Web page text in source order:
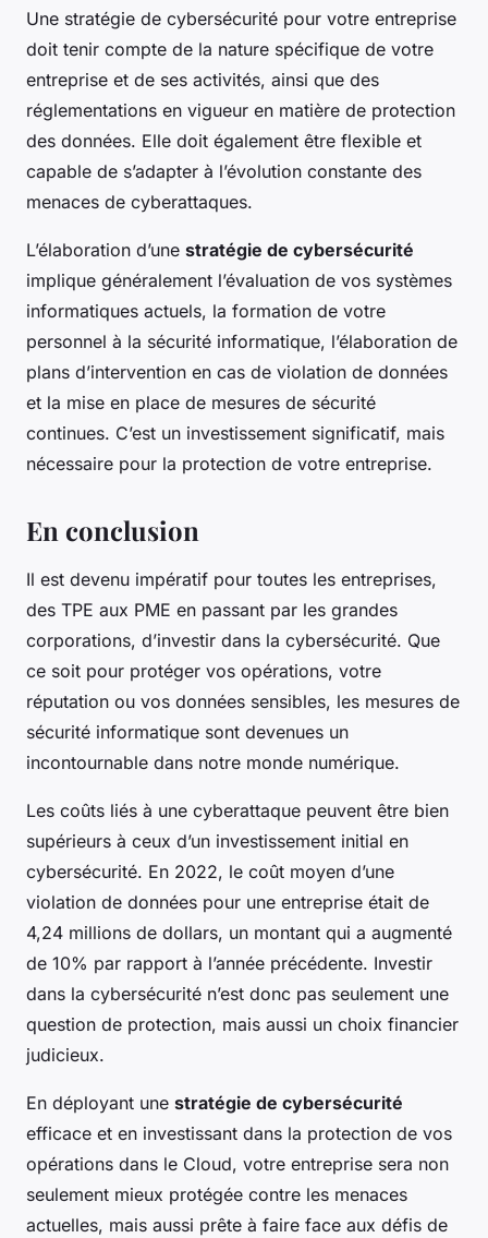
Une stratégie de cybersécurité pour votre entreprise
doit tenir compte de la nature spécifique de votre
entreprise et de ses activités, ainsi que des
réglementations en vigueur en matière de protection
des données. Elle doit également être flexible et
capable de s’adapter à l’évolution constante des
menaces de cyberattaques.
L’élaboration d’une stratégie de cybersécurité
implique généralement l’évaluation de vos systèmes
informatiques actuels, la formation de votre
personnel à la sécurité informatique, l’élaboration de
plans d’intervention en cas de violation de données
et la mise en place de mesures de sécurité
continues. C’est un investissement significatif, mais
nécessaire pour la protection de votre entreprise.
En conclusion
Il est devenu impératif pour toutes les entreprises,
des TPE aux PME en passant par les grandes
corporations, d’investir dans la cybersécurité. Que
ce soit pour protéger vos opérations, votre
réputation ou vos données sensibles, les mesures de
sécurité informatique sont devenues un
incontournable dans notre monde numérique.
Les coûts liés à une cyberattaque peuvent être bien
supérieurs à ceux d’un investissement initial en
cybersécurité. En 2022, le coût moyen d’une
violation de données pour une entreprise était de
4,24 millions de dollars, un montant qui a augmenté
de 10% par rapport à l’année précédente. Investir
dans la cybersécurité n’est donc pas seulement une
question de protection, mais aussi un choix financier
judicieux.
En déployant une stratégie de cybersécurité
efficace et en investissant dans la protection de vos
opérations dans le Cloud, votre entreprise sera non
seulement mieux protégée contre les menaces
actuelles, mais aussi prête à faire face aux défis de